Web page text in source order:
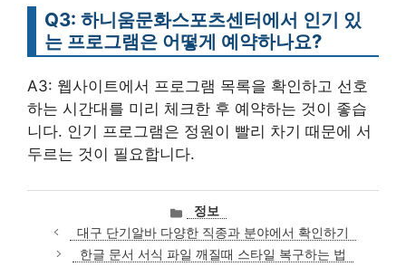
Q3: 하니움문화스포츠센터에서 인기 있
는 프로그램은 어떻게 예약하나요?
A3: 웹사이트에서 프로그램 목록을 확인하고 선호
하는 시간대를 미리 체크한 후 예약하는 것이 좋습
니다. 인기 프로그램은 정원이 빨리 차기 때문에 서
두르는 것이 필요합니다.
카
테
고
리
정보
대구 단기알바 다양한 직종과 분야에서 확인하기
한글 문서 서식 파일 깨질때 스타일 복구하는 법